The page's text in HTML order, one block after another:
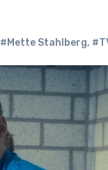
#Mette Stahlberg,